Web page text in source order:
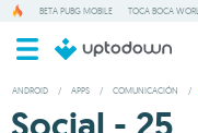
BETA PUBG MOBILE TOCA BOCA
ANDROID / APPS / COMUNICACIÓN /